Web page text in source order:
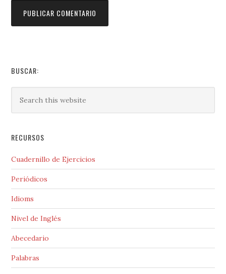
BUSCAR:
RECURSOS
Cuadernillo de Ejercicios
Periódicos
Idioms
Nivel de Inglés
Abecedario
Palabras